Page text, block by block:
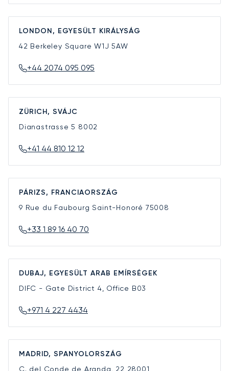
LONDON, EGYESÜLT KIRÁLYSÁG
42 Berkeley SquareW1J 5AW
+44 2074 095 095
ZÜRICH, SVÁJC
Dianastrasse 5 8002
+41 44 810 12 12
PÁRIZS, FRANCIAORSZÁG
9 Rue du Faubourg Saint-Honoré 75008
+33 1 89 16 40 70
DUBAJ, EGYESÜLT ARAB EMÍRSÉGEK
DIFC - Gate District 4, Office B03
+971 4 227 4434
MADRID, SPANYOLORSZÁG
C. del Conde de Aranda, 22 28001